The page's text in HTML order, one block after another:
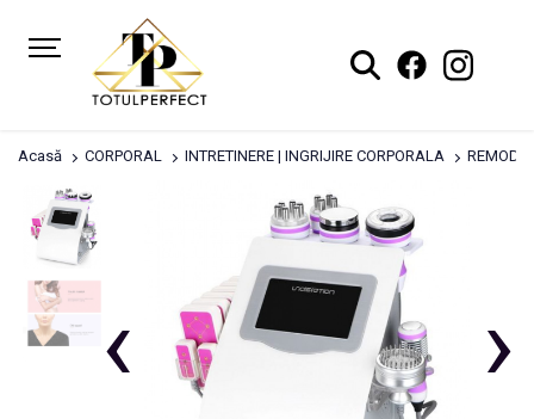
Acasă CORPORAL INTRETINERE | INGRIJIRE CORPORALA
›
‹